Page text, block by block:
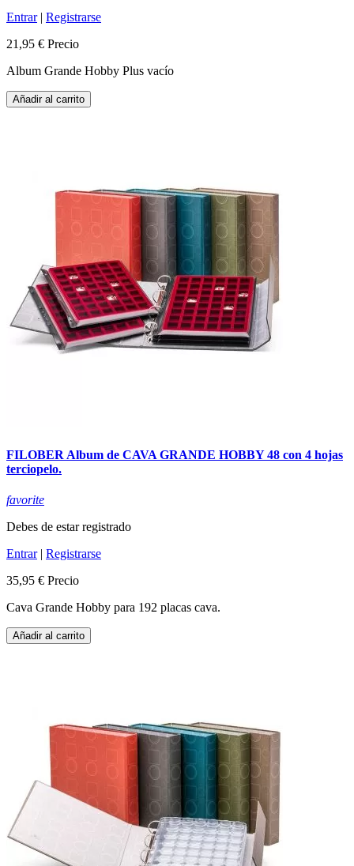
Entrar| Registrarse
21,95 € Precio
Album Grande Hobby Plus vacío
Añadir al carrito
FILOBER Album de CAVA GRANDE HOBBY 48 con 4 hojas
terciopelo.
favorite
Debes de estar registrado
Entrar| Registrarse
35,95 € Precio
Cava Grande Hobby para 192 placas cava.
Añadir al carrito